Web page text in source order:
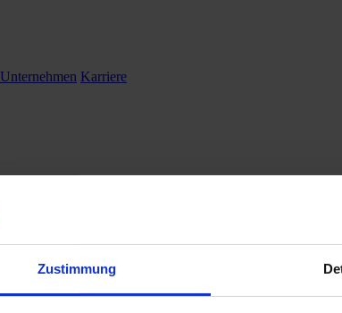
Zustimmung
Unternehmen Karriere